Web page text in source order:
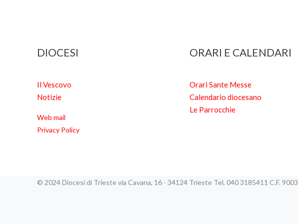
DIOCESI
Il Vescovo
Notizie
Web mail
Privacy Policy
ORARI E CALENDARI
Orari Sante Messe
Calendario diocesano
Le Parrocchie
© 2024 Diocesi di Trieste via Cavana, 16 - 34124 Trieste Tel. 040 3185411 C.F.